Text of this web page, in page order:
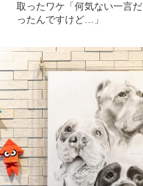
取ったワケ「何気ない一言だ
ったんですけど…」